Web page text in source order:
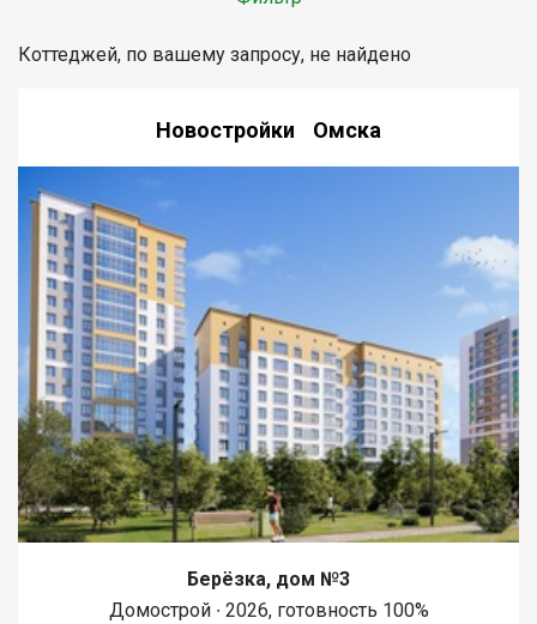
Коттеджей, по вашему запросу, не найдено
Новостройки Омска
Берёзка, дом №3
Домострой ∙ 2026, готовность 100%